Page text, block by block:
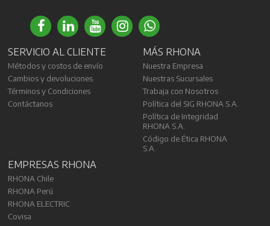
SERVICIO AL CLIENTE
Métodos y costos de envío
Cambios y devoluciones
Términos y Condiciones
Contáctanos
MÁS RHONA
Nuestra Empresa
Nuestras Sucursales
Trabaja con Nosotros
Política del SIG RHONA S.A.
Política de Integridad
RHONA S.A.
Código de Ética RHONA
S.A.
EMPRESAS RHONA
RHONA Chile
RHONA Perú
RHONA ELECTRIC
Covisa